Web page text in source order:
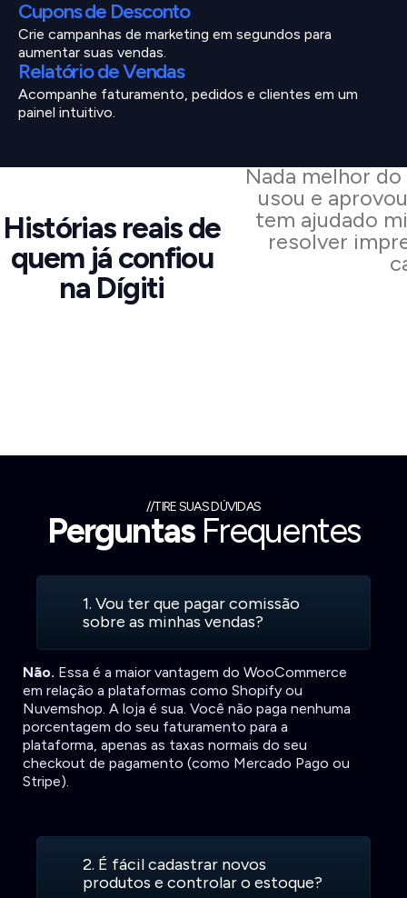
Cupons de Desconto
Crie campanhas de marketing em segundos para
aumentar suas vendas.
Relatório de Vendas
Acompanhe faturamento, pedidos e clientes em um
painel intuitivo.
Histórias reais de
quem já confiou
na Dígiti
Nada melhor
usou e
tem ajudado
resolver
//TIRE SUAS DÚVIDAS
PerguntasFrequentes
1. Vou ter que pagar comissão
sobre as minhas vendas?
Não. Essa é a maior vantagem do WooCommerce
em relação a plataformas como Shopify ou
Nuvemshop. A loja é sua. Você não paga nenhuma
porcentagem do seu faturamento para a
plataforma, apenas as taxas normais do seu
checkout de pagamento (como Mercado Pago ou
Stripe).
2. É fácil cadastrar novos
produtos e controlar o estoque?